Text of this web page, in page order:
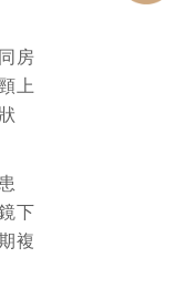
房
上
下
複